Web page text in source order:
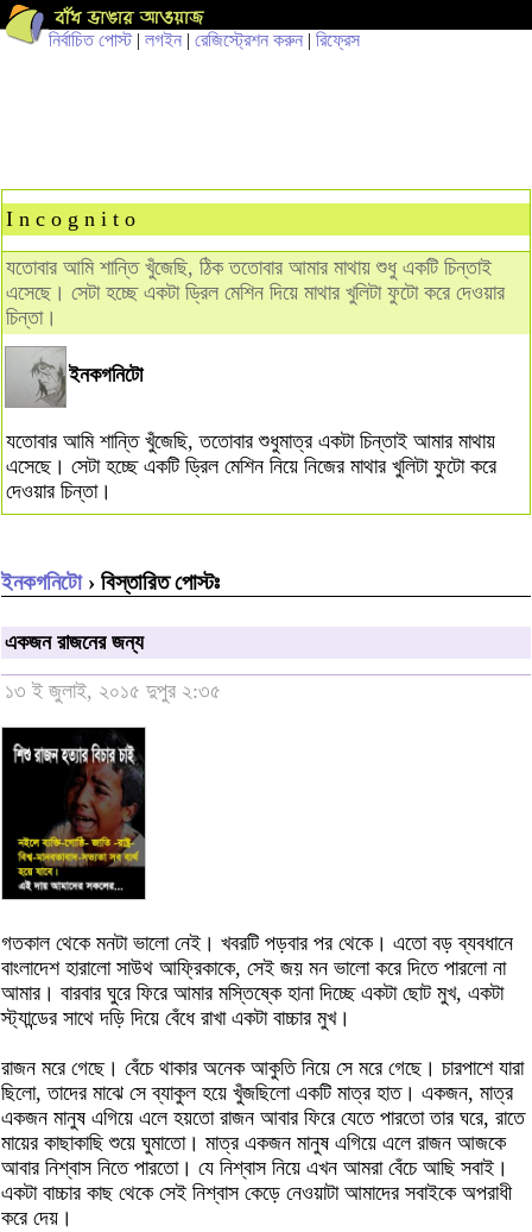
নির্বাচিত পোস্ট| লগইন | রেজিস্ট্রেশন করুন | রিফ্রেস
I n c o g n i t o
যতোবার আমি শান্তি খুঁজেছি, ঠিক ততোবার আমার মাথায় শুধু একটি চিন্তাই
এসেছে। সেটা হচ্ছে একটা ড্রিল মেশিন দিয়ে মাথার খুলিটা ফুটো করে দেওয়ার
চিন্তা।
ইনকগনিটো
যতোবার আমি শান্তি খুঁজেছি, ততোবার শুধুমাত্র একটা চিন্তাই আমার মাথায়
এসেছে। সেটা হচ্ছে একটি ড্রিল মেশিন নিয়ে নিজের মাথার খুলিটা ফুটো করে
দেওয়ার চিন্তা।
ইনকগনিটো› বিস্তারিত পোস্টঃ
একজন রাজনের জন্য
১৩ ই জুলাই, ২০১৫ দুপুর ২:৩৫
গতকাল থেকে মনটা ভালো নেই। খবরটি পড়বার পর থেকে। এতো বড় ব্যবধানে
বাংলাদেশ হারালো সাউথ আফ্রিকাকে, সেই জয় মন ভালো করে দিতে পারলো না
আমার। বারবার ঘুরে ফিরে আমার মস্তিষ্কে হানা দিচ্ছে একটা ছোট মুখ, একটা
স্ট্যান্ডের সাথে দড়ি দিয়ে বেঁধে রাখা একটা বাচ্চার মুখ।
রাজন মরে গেছে। বেঁচে থাকার অনেক আকুতি নিয়ে সে মরে গেছে। চারপাশে যারা
ছিলো, তাদের মাঝে সে ব্যাকুল হয়ে খুঁজছিলো একটি মাত্র হাত। একজন, মাত্র
একজন মানুষ এগিয়ে এলে হয়তো রাজন আবার ফিরে যেতে পারতো তার ঘরে, রাতে
মায়ের কাছাকাছি শুয়ে ঘুমাতো। মাত্র একজন মানুষ এগিয়ে এলে রাজন আজকে
আবার নিশ্বাস নিতে পারতো। যে নিশ্বাস নিয়ে এখন আমরা বেঁচে আছি সবাই।
একটা বাচ্চার কাছ থেকে সেই নিশ্বাস কেড়ে নেওয়াটা আমাদের সবাইকে অপরাধী
করে দেয়।